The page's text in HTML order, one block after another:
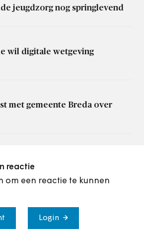
jeugdzorg nog springlevend
wil digitale wetgeving
met gemeente Breda over
reactie
om een reactie te kunnen
Login